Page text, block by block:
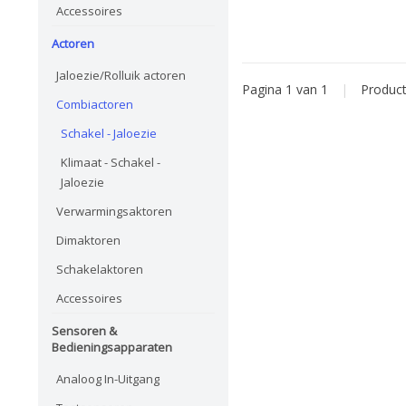
Accessoires
Actoren
Jaloezie/Rolluik actoren
Combiactoren
Schakel - Jaloezie
Klimaat - Schakel -
Jaloezie
Verwarmingsaktoren
Dimaktoren
Schakelaktoren
Accessoires
Sensoren &
Bedieningsapparaten
Analoog In-Uitgang
Pagina 1 van 1 |